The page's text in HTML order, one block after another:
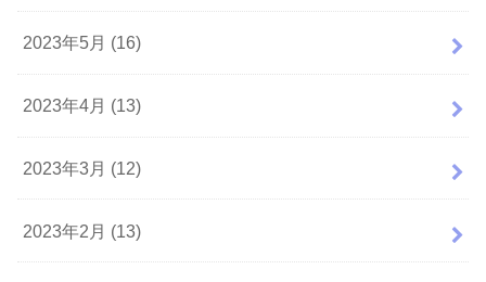
2023年5月 (16)
2023年4月 (13)
2023年3月 (12)
2023年2月 (13)